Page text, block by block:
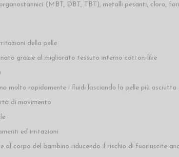
(MBT, DBT, TBT), metalli pesanti, cloro,
della pelle
grazie al migliorato tessuto interno cotton-like
molto rapidamente i fluidi lasciando la pelle più
di movimento
ed irritazioni
corpo del bambino riducendo il rischio di fuoriuscite